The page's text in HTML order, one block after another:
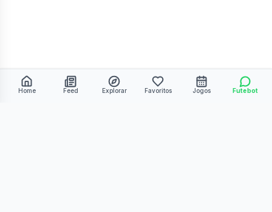
Home Feed Explorar Favoritos Jogos Futebot